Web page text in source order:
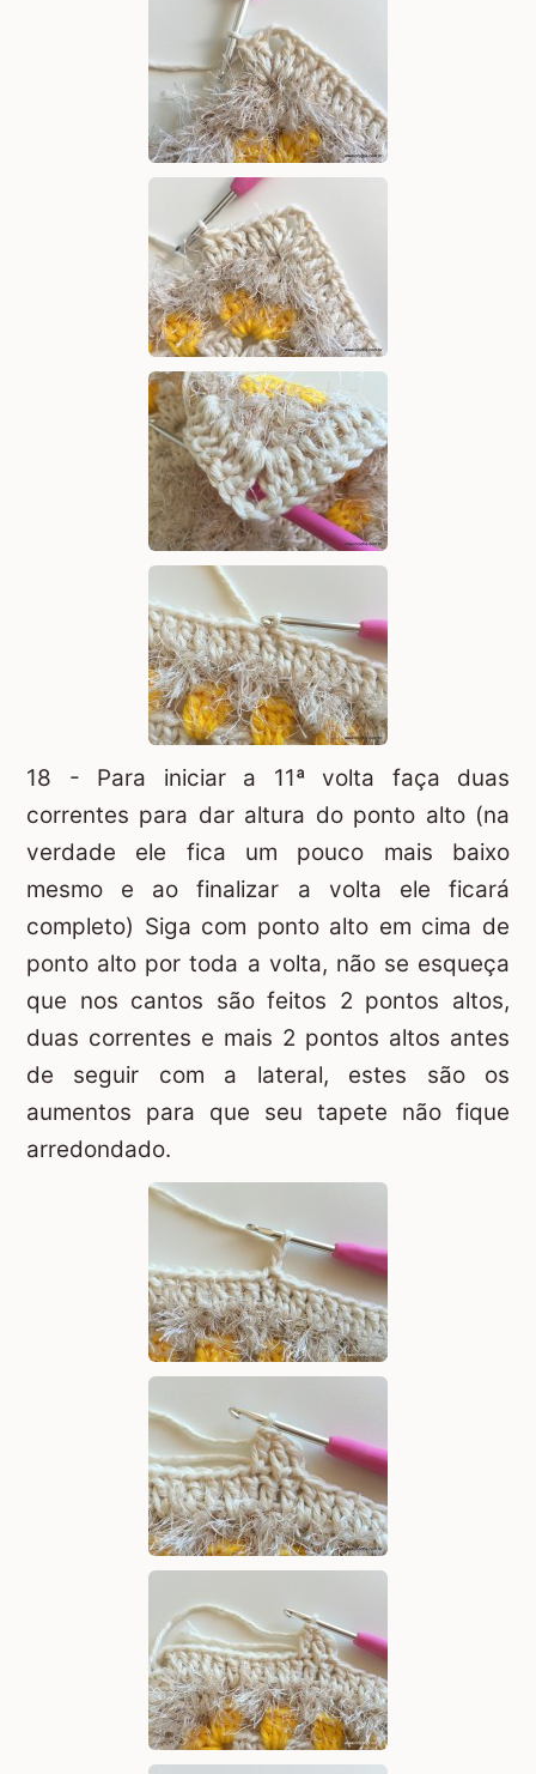
18 - Para iniciar a 11ª volta faça duas
correntes para dar altura do ponto alto (na
verdade ele fica um pouco mais baixo
mesmo e ao finalizar a volta ele ficará
completo) Siga com ponto alto em cima de
ponto alto por toda a volta, não se esqueça
que nos cantos são feitos 2 pontos altos,
duas correntes e mais 2 pontos altos antes
de seguir com a lateral, estes são os
aumentos para que seu tapete não fique
arredondado.